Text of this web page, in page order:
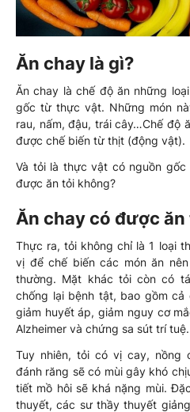
Ăn chay là gì?
Ăn chay là chế độ ăn những
gốc từ thực vật. Những món
rau, nấm, đậu, trái cây…Chế độ
được chế biến từ thịt (động vật).
Và tỏi là thực vật có nguồn
được ăn tỏi không?
Ăn chay có được
Thực ra, tỏi không chỉ là 1 loại
vị để chế biến các món ăn
thường. Mặt khác tỏi còn có
chống lại bệnh tật, bao gồm cả
giảm huyết áp, giảm nguy cơ
Alzheimer và chứng sa sút trí
Tuy nhiên, tỏi có vị cay, nồng
đánh răng sẽ có mùi gây khó
tiết mồ hôi sẽ khá nặng mùi.
thuyết, các sư thầy thuyết